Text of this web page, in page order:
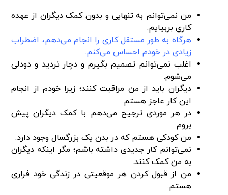
من نمی‌توانم به تنهایی و بدون کمک دیگران از عهده
کاری بربیایم.
هرگاه به طور مستقل کاری را انجام می‌دهم، اضطراب
زیادی در خودم احساس می‌کنم.
اغلب نمی‌توانم تصمیم بگیرم و دچار تردید و دودلی
می‌شوم.
دیگران باید از من مراقبت کنند؛ زیرا خودم از انجام
این کار عاجز هستم.
در هر موردی ترجیح می‌دهم با کمک دیگران پیش
بروم.
من کودکی هستم که در بدن یک بزرگسال وجود دارد.
نمی‌توانم کار جدیدی داشته باشم؛ مگر اینکه دیگران
به من کمک کنند.
من از قبول کردن هر موقعیتی در زندگی خود فراری
هستم.